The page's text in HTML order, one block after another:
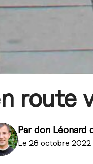
route
Pardon Léonard
Le 28 octobre 2022